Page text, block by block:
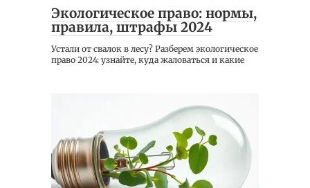
Экологическое право: нормы,
правила, штрафы 2024
Устали от свалок в лесу? Разберем экологическое
право 2024: узнайте, куда жаловаться и какие